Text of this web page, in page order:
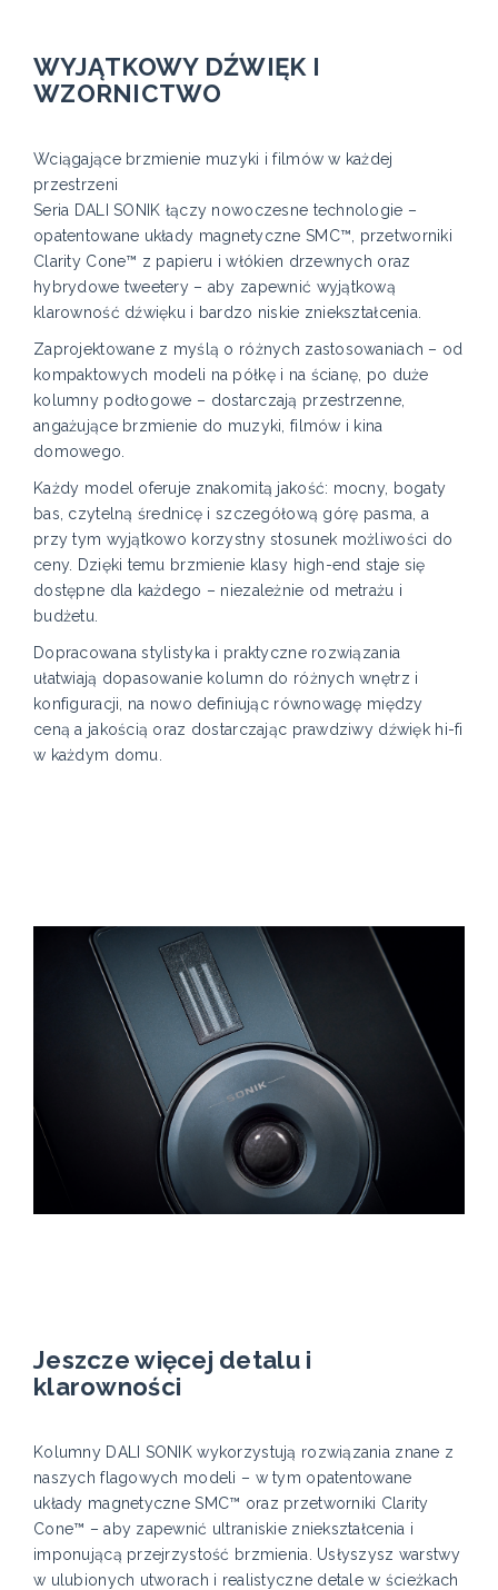
WYJĄTKOWY DŹWIĘK I
WZORNICTWO
Wciągające brzmienie muzyki i filmów w każdej
przestrzeni
Seria DALI SONIK łączy nowoczesne technologie –
opatentowane układy magnetyczne SMC™, przetworniki
Clarity Cone™ z papieru i włókien drzewnych oraz
hybrydowe tweetery – aby zapewnić wyjątkową
klarowność dźwięku i bardzo niskie zniekształcenia.
Zaprojektowane z myślą o różnych zastosowaniach – od
kompaktowych modeli na półkę i na ścianę, po duże
kolumny podłogowe – dostarczają przestrzenne,
angażujące brzmienie do muzyki, filmów i kina
domowego.
Każdy model oferuje znakomitą jakość: mocny, bogaty
bas, czytelną średnicę i szczegółową górę pasma, a
przy tym wyjątkowo korzystny stosunek możliwości do
ceny. Dzięki temu brzmienie klasy high-end staje się
dostępne dla każdego – niezależnie od metrażu i
budżetu.
Dopracowana stylistyka i praktyczne rozwiązania
ułatwiają dopasowanie kolumn do różnych wnętrz i
konfiguracji, na nowo definiując równowagę między
ceną a jakością oraz dostarczając prawdziwy dźwięk hi-fi
w każdym domu.
Jeszcze więcej detalu i
klarowności
Kolumny DALI SONIK wykorzystują rozwiązania znane z
naszych flagowych modeli – w tym opatentowane
układy magnetyczne SMC™ oraz przetworniki Clarity
Cone™ – aby zapewnić ultraniskie zniekształcenia i
imponującą przejrzystość brzmienia. Usłyszysz warstwy
w ulubionych utworach i realistyczne detale w ścieżkach